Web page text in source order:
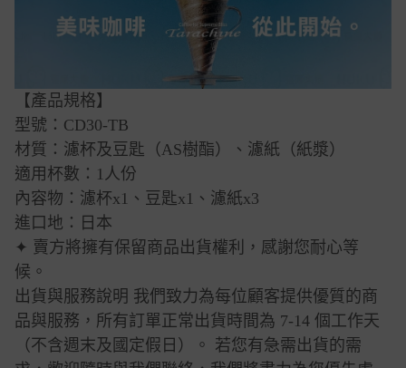
【產品規格】
型號：CD30-TB
材質：濾杯及豆匙（AS樹酯）、濾紙（紙漿）
適用杯數：1人份
內容物：濾杯x1、豆匙x1、濾紙x3
進口地：日本
✦ 賣方將擁有保留商品出貨權利，感謝您耐心等
候。
出貨與服務說明 我們致力為每位顧客提供優質的商
品與服務，所有訂單正常出貨時間為 7-14 個工作天
（不含週末及國定假日）。 若您有急需出貨的需